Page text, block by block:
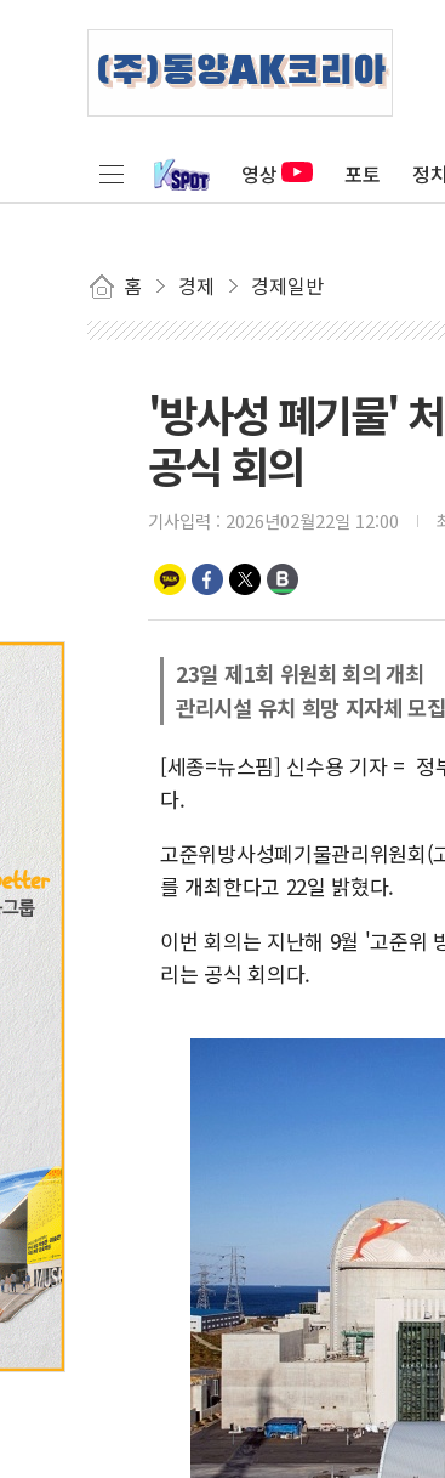
영상 포토 정치
홈 경제 경제일반
'방사성 폐기물'
공식 회의
기사입력 : 2026년02월22일 12:00
23일 제1회 위원회 회의 개최
관리시설 유치 희망 지자체 모집
[세종=뉴스핌] 신수용 기자 = 정
다.
고준위방사성폐기물관리위원회
를 개최한다고 22일 밝혔다.
이번 회의는 지난해 9월 '고준위
리는 공식 회의다.